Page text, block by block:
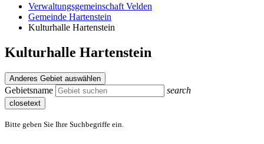
Verwaltungsgemeinschaft Velden
Gemeinde Hartenstein
Kulturhalle Hartenstein
Kulturhalle Hartenstein
Anderes Gebiet auswählen
Gebietsname search
closetext
Bitte geben Sie Ihre Suchbegriffe ein.